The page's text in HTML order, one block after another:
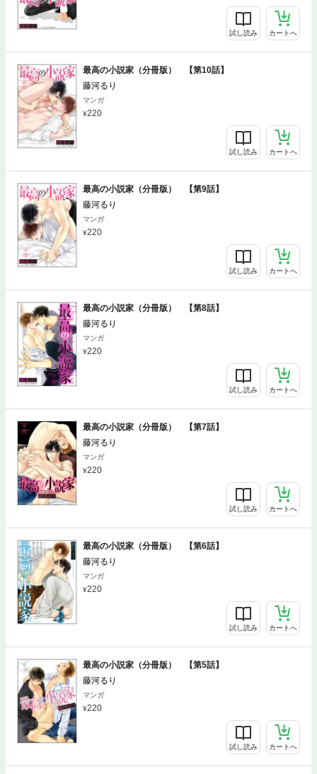
試し読み カートへ
最高の小説家（分冊版） 【第10話】
藤河るり
マンガ
220
試し読み カートへ
最高の小説家（分冊版） 【第9話】
藤河るり
マンガ
220
試し読み カートへ
最高の小説家（分冊版） 【第8話】
藤河るり
マンガ
220
試し読み カートへ
最高の小説家（分冊版） 【第7話】
藤河るり
マンガ
220
試し読み カートへ
最高の小説家（分冊版） 【第6話】
藤河るり
マンガ
220
試し読み カートへ
最高の小説家（分冊版） 【第5話】
藤河るり
マンガ
220
試し読み カートへ